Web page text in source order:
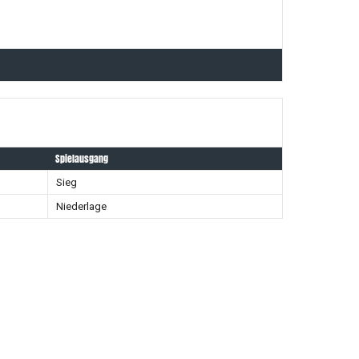
Spielausgang
Sieg
Niederlage